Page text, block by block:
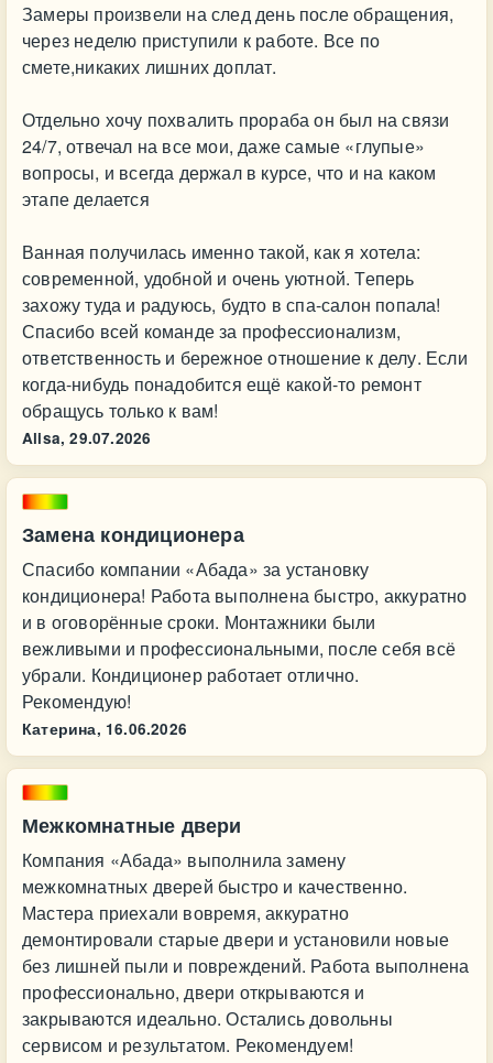
Замеры произвели на след день после обращения,
через неделю приступили к работе. Все по
смете,никаких лишних доплат.
Отдельно хочу похвалить прораба он был на связи
24/7, отвечал на все мои, даже самые «глупые»
вопросы, и всегда держал в курсе, что и на каком
этапе делается
Ванная получилась именно такой, как я хотела:
современной, удобной и очень уютной. Теперь
захожу туда и радуюсь, будто в спа-салон попала!
Спасибо всей команде за профессионализм,
ответственность и бережное отношение к делу. Если
когда-нибудь понадобится ещё какой-то ремонт
обращусь только к вам!
Alisa, 29.07.2026
Замена кондиционера
Спасибо компании «Абада» за установку
кондиционера! Работа выполнена быстро, аккуратно
и в оговорённые сроки. Монтажники были
вежливыми и профессиональными, после себя всё
убрали. Кондиционер работает отлично.
Рекомендую!
Катерина, 16.06.2026
Межкомнатные двери
Компания «Абада» выполнила замену
межкомнатных дверей быстро и качественно.
Мастера приехали вовремя, аккуратно
демонтировали старые двери и установили новые
без лишней пыли и повреждений. Работа выполнена
профессионально, двери открываются и
закрываются идеально. Остались довольны
сервисом и результатом. Рекомендуем!